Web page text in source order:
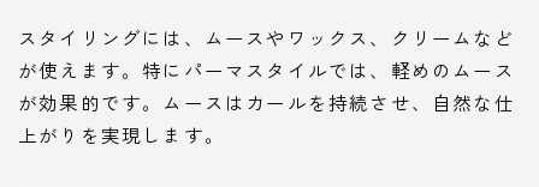
スタイリングには、ムースやワックス、クリームなど
が使えます。特にパーマスタイルでは、軽めのムース
が効果的です。ムースはカールを持続させ、自然な仕
上がりを実現します。